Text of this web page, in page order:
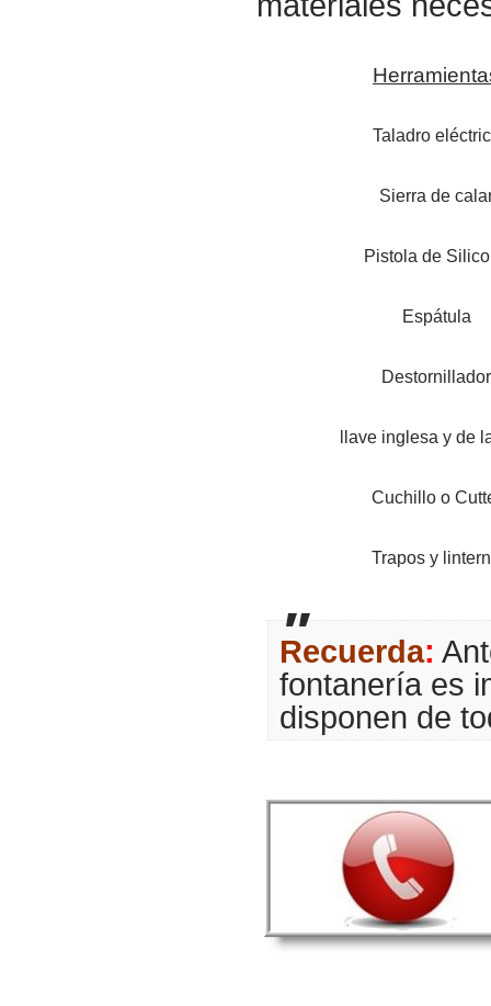
Taladro
Sierra de
Pistola de
Espátula
Destornillador
llave inglesa y de
Cuchillo o
Trapos y
Recuerda:
fontanería es
disponen de